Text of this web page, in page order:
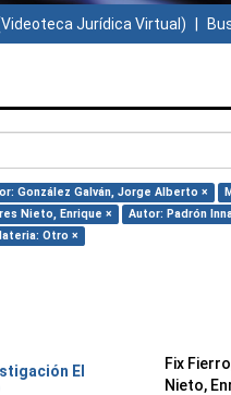
Jurídica Virtual)
González Galván, Jorge Alberto ×
Nieto, Enrique × Autor: Padrón
Otro ×
El
Fix
Nieto,